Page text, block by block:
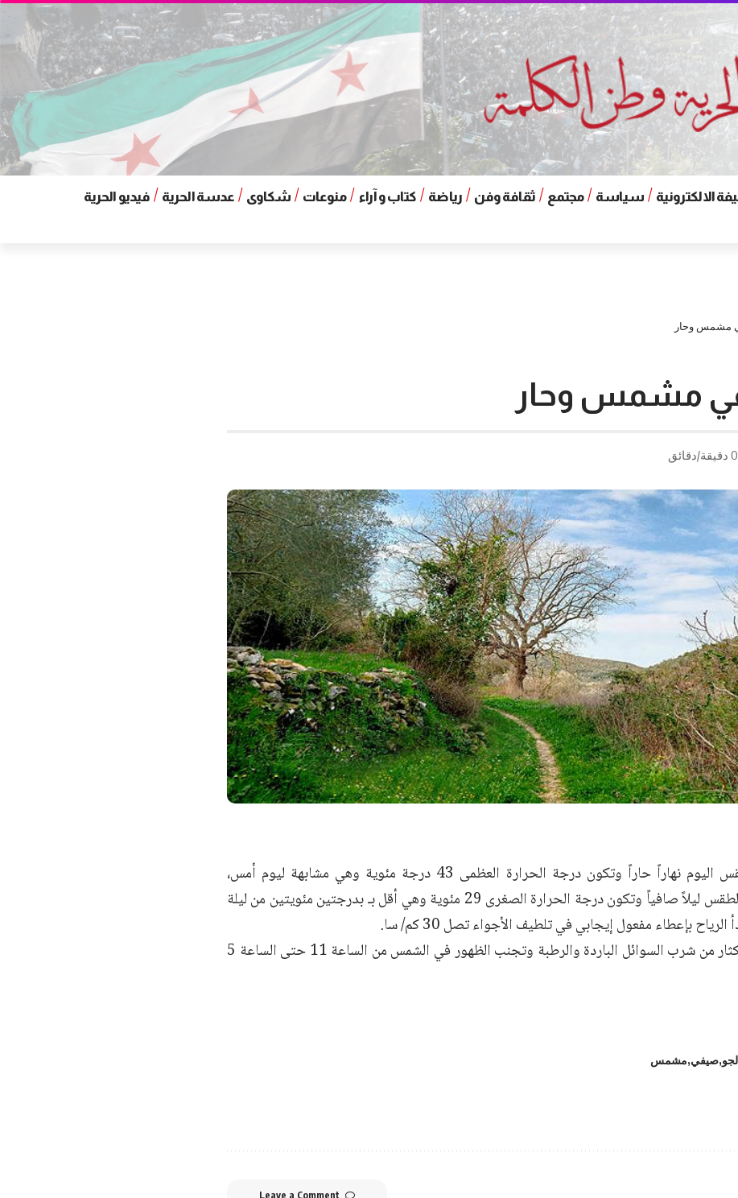
الالكترونية سياسة مجتمع ثقافة وفن رياضة كتاب و آراء منوعات شكاوى عدسة الحرية
فيديو الحرية
مشمس وحار
مشمس وحار
يكون الطقس اليوم نهاراً حاراً وتكون درجة الحرارة العظمى 43 درجة مئوية وهي مشابهة ليوم أمس،
وسيكون الطقس ليلاً صافياً وتكون درجة الحرارة الصغرى 29 مئوية وهي أقل بـ بدرجتين مئويتين من ليلة
بإعطاء مفعول إيجابي في تلطيف الأجواء تصل 30 كم/ سا.
يُنصح بالإكثار من شرب السوائل الباردة والرطبة وتجنب الظهور في الشمس من الساعة 11 حتى الساعة 5
صيفي مشمس
Leave a Comment